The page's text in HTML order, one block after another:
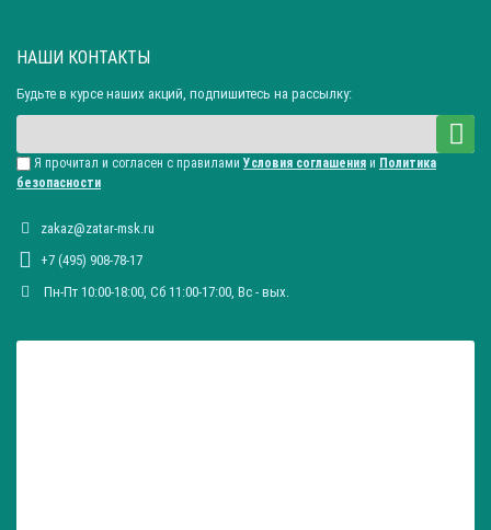
НАШИ КОНТАКТЫ
Будьте в курсе наших акций, подпишитесь на рассылку:
Я прочитал и согласен с правилами Условия соглашения и Политика
безопасности
zakaz@zatar-msk.ru
+7 (495) 908-78-17
Пн-Пт 10:00-18:00, Сб 11:00-17:00, Вc - вых.